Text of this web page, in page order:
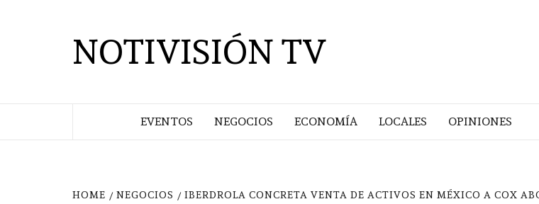
NOTIVISIÓN TV
EVENTOS NEGOCIOS ECONOMÍA LOCALES OPINIONES
HOME NEGOCIOS IBERDROLA CONCRETA VENTA DE ACTIVOS EN MÉXICO A COX